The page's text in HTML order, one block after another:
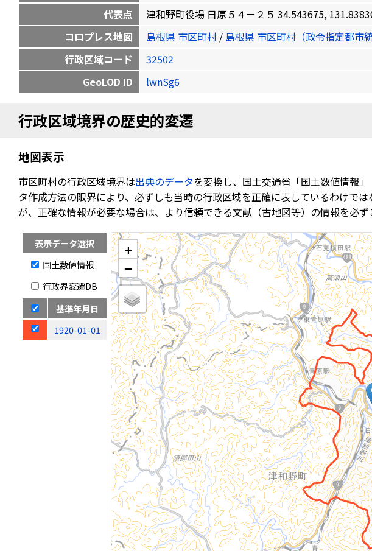
代表点
津和野町役場 日原５４－２５ 34.543675,
コロプレス地図
島根県 市区町村 / 島根県 市区町村（政令指定都市統
行政区域コード
32502
GeoLOD ID
lwnSg6
行政区域境界の歴史的変遷
地図表示
市区町村の行政区域境界は出典のデータを変換し、国土交通省「国土数値情報
タ作成方法の限界により、必ずしも当時の行政区域を正確に表しているわけで
が、正確な情報が必要な場合は、より信頼できる文献（古地図等）の情報を必ず
表示データ選択
国土数値情報
行政界変遷DB
基準年月日
1920-01-01
+
−